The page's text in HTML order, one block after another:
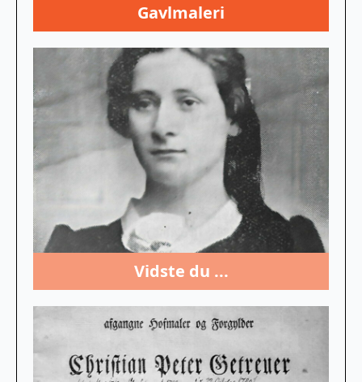
Gavlmaleri
Vidste du ...